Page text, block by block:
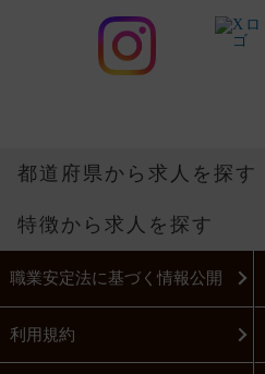
都道府県から求人を探す
特徴から求人を探す
職業安定法に基づく情報公開
利用規約